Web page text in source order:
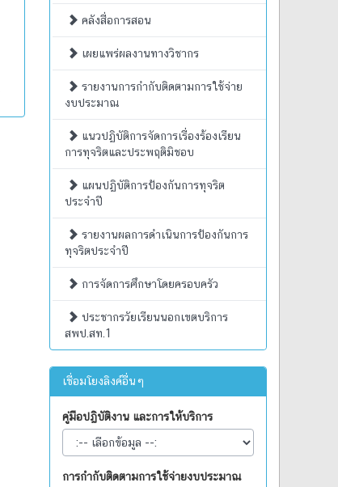
คลังสื่อการสอน
เผยแพร่ผลงานทางวิชากร
รายงานการกำกับติดตามการใช้จ่าย
งบประมาณ
แนวปฏิบัติการจัดการเรื่องร้องเรียน
การทุจริตและประพฤติมิชอบ
แผนปฏิบัติการป้องกันการทุจริต
ประจำปี
รายงานผลการดำเนินการป้องกันการ
ทุจริตประจำปี
การจัดการศึกษาโดยครอบครัว
ประชากรวัยเรียนนอกเขตบริการ
สพป.สท.1
เชื่อมโยงลิงค์อื่นๆ
คู่มือปฏิบัติงาน และการให้บริการ
การกำกับติดตามการใช้จ่ายงบประมาณ